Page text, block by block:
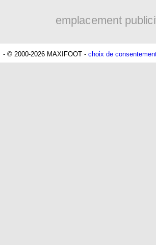
emplacement
- © 2000-2026 MAXIFOOT - choix de